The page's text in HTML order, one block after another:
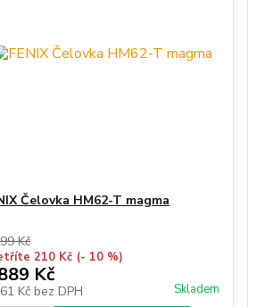
Čelovka HM62-T magma
Kč
210 Kč (- 10 %)
Kč
Kč bez DPH Skladem